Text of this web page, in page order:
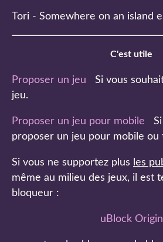
Tori - Somewhere on an island
C'est utile
Proposer un jeu Si vous
jeu.
Proposer un jeu pour mobile Si
proposer un jeu pour mobile ou
Si vous ne supportez plus les
même au milieu des jeux, il est
bloqueur :
uBlock Origin